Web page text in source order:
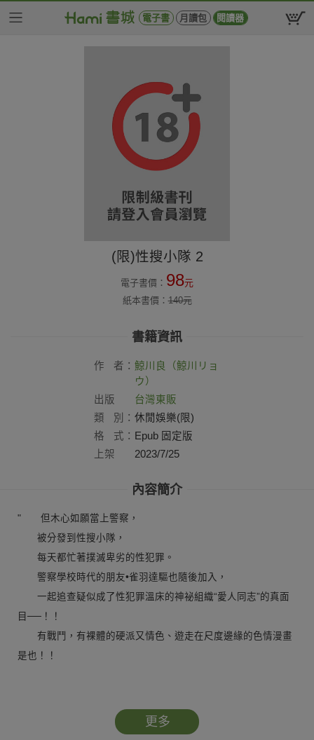
電子書 月讀包 閱讀器
(限)性搜小隊 2
電子書價： 98元
紙本書價：140元
書籍資訊
作 者： 鯨川良（鯨川リョ
ウ）
出版
社：
台灣東販
類
別： 休閒娛樂(限)
格
式： Epub 固定版
上架
2023/7/25
內容簡介
" 但木心如願當上警察，
被分發到性搜小隊，
每天都忙著撲滅卑劣的性犯罪。
警察學校時代的朋友•雀羽達驅也隨後加入，
一起追查疑似成了性犯罪溫床的神祕組織“愛人同志”的真面
目──！！
有戰鬥，有裸體的硬派又情色、遊走在尺度邊緣的色情漫畫
是也！！
前人未踏，前代未聞，認真的情色喜劇就此誕生！！
更多